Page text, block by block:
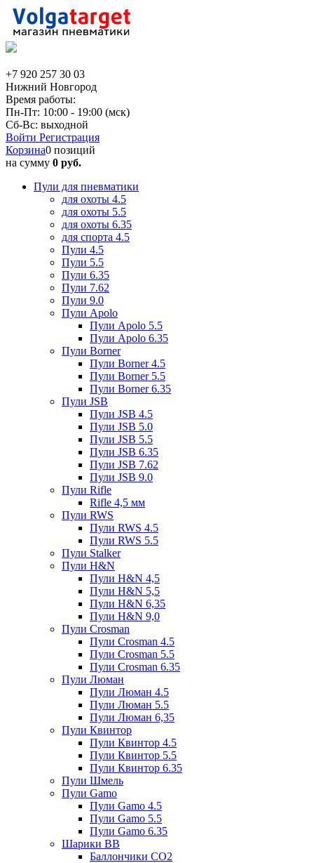
+7 920 257 30 03
Нижний Новгород
Время работы:
Пн-Пт: 10:00 - 19:00 (мск)
Сб-Вс: выходной
Войти Регистрация
Корзина0 позиций
на сумму 0 руб.
Пули для пневматики
для охоты 4.5
для охоты 5.5
для охоты 6.35
для спорта 4.5
Пули 4.5
Пули 5.5
Пули 6.35
Пули 7.62
Пули 9.0
Пули Apolo
Пули Apolo 5.5
Пули Apolo 6.35
Пули Borner
Пули Borner 4.5
Пули Borner 5.5
Пули Borner 6.35
Пули JSB
Пули JSB 4.5
Пули JSB 5.0
Пули JSB 5.5
Пули JSB 6.35
Пули JSB 7.62
Пули JSB 9.0
Пули Rifle
Rifle 4,5 мм
Пули RWS
Пули RWS 4.5
Пули RWS 5.5
Пули Stalker
Пули H&N
Пули H&N 4,5
Пули H&N 5,5
Пули H&N 6,35
Пули H&N 9,0
Пули Crosman
Пули Crosman 4.5
Пули Crosman 5.5
Пули Crosman 6.35
Пули Люман
Пули Люман 4.5
Пули Люман 5.5
Пули Люман 6,35
Пули Квинтор
Пули Квинтор 4.5
Пули Квинтор 5.5
Пули Квинтор 6.35
Пули Шмель
Пули Gamo
Пули Gamo 4.5
Пули Gamo 5.5
Пули Gamo 6.35
Шарики BB
Баллончики CO2